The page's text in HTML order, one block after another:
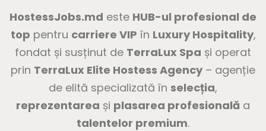
HostessJobs.md este HUB-ul profesional de
top pentru carriere VIP în Luxury Hospitality,
fondat și susținut de TerraLux Spa și operat
prin TerraLux Elite Hostess Agency – agenție
de elită specializată în selecția,
reprezentarea și plasarea profesională a
talentelor premium.